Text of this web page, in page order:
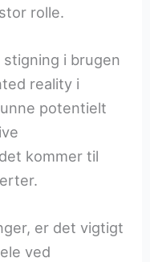
rolle.
i brugen
reality i
potentielt
kommer til
er det vigtigt
ved